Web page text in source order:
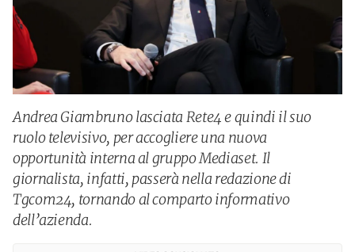
Andrea Giambruno lasciata Rete4 e quindi il suo
ruolo televisivo, per accogliere una nuova
opportunità interna al gruppo Mediaset. Il
giornalista, infatti, passerà nella redazione di
Tgcom24, tornando al comparto informativo
dell’azienda.